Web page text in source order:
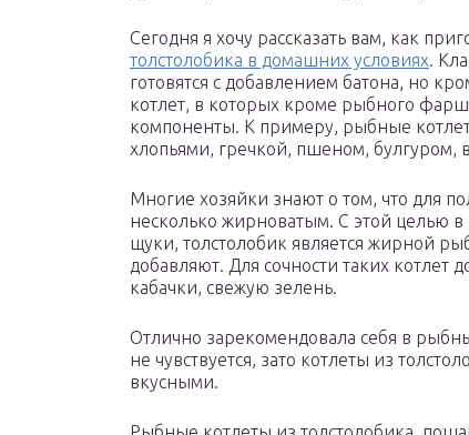
Сегодня я хочу рассказать вам, как
толстолобика в домашних условиях.
готовятся с добавлением батона, но
котлет, в которых кроме рыбного
компоненты. К примеру, рыбные
хлопьями, гречкой, пшеном, булгуром,
Многие хозяйки знают о том, что для
несколько жирноватым. С этой целью
щуки, толстолобик является жирной
добавляют. Для сочности таких котлет
кабачки, свежую зелень.
Отлично зарекомендовала себя в
не чувствуется, зато котлеты из
вкусными.